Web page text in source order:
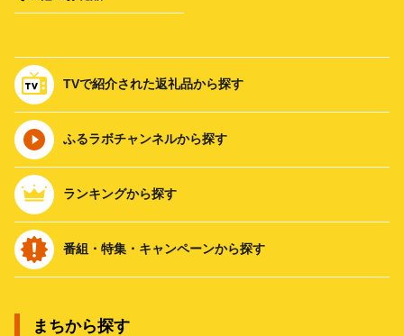
TVで紹介された返礼品から探す
ふるラボチャンネルから探す
ランキングから探す
番組・特集・キャンペーンから探す
まちから探す